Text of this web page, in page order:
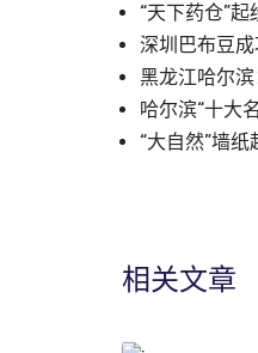
“天下药仓”
深圳巴布豆
黑龙江哈尔滨
哈尔滨“十大
“大自然”墙纸
相关文章